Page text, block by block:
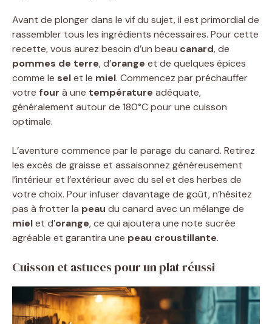
Avant de plonger dans le vif du sujet, il est primordial de
rassembler tous les ingrédients nécessaires. Pour cette
recette, vous aurez besoin d’un beau canard, de
pommes de terre, d’orange et de quelques épices
comme le selet le miel. Commencez par préchauffer
votre four à une température adéquate,
généralement autour de 180°C pour une cuisson
optimale.
L’aventure commence par le parage du canard. Retirez
les excès de graisse et assaisonnez généreusement
l’intérieur et l’extérieur avec du sel et des herbes de
votre choix. Pour infuser davantage de goût, n’hésitez
pas à frotter la peau du canard avec un mélange de
mielet d’orange, ce qui ajoutera une note sucrée
agréable et garantira une peau croustillante.
Cuisson et astuces pour un plat réussi